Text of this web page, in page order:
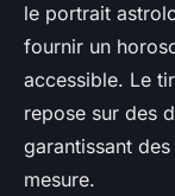
le portrait
fournir un
accessible. Le
repose sur des
garantissant
mesure.